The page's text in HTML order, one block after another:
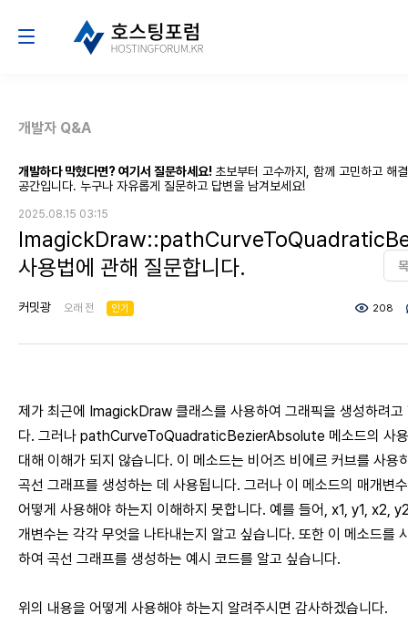
개발자 Q&A
개발하다 막혔다면? 여기서 질문하세요! 초보부터 고수까지, 함께 고민하고 해
공간입니다. 누구나 자유롭게 질문하고 답변을 남겨보세요!
2025.08.15 03:15
사용법에 관해 질문합니다.
커밋광 오래 전 인기 208
제가 최근에 ImagickDraw 클래스를 사용하여 그래픽을 생성하려고
다. 그러나 pathCurveToQuadraticBezierAbsolute 메소드의 사
대해 이해가 되지 않습니다. 이 메소드는 비어즈 비에르 커브를 사용
곡선 그래프를 생성하는 데 사용됩니다. 그러나 이 메소드의 매개변
어떻게 사용해야 하는지 이해하지 못합니다. 예를 들어, x1, y1, x2,
개변수는 각각 무엇을 나타내는지 알고 싶습니다. 또한 이 메소드를
하여 곡선 그래프를 생성하는 예시 코드를 알고 싶습니다.
위의 내용을 어떻게 사용해야 하는지 알려주시면 감사하겠습니다.